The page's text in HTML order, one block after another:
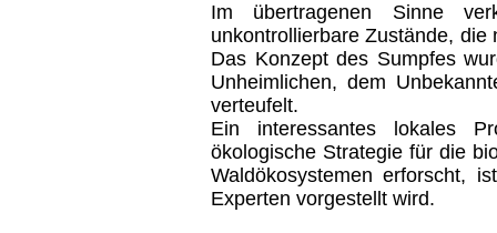
Im übertragenen Sinne
unkontrollierbare Zustände,
Das Konzept des Sumpfes
Unheimlichen, dem
verteufelt.
Ein interessantes lokales
ökologische Strategie für die
Waldökosystemen erforscht,
Experten vorgestellt wird.